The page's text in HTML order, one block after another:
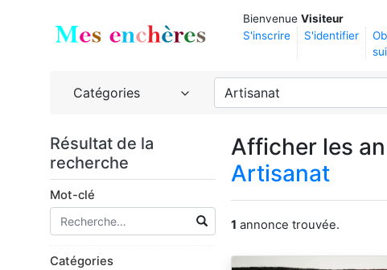
Bienvenue Visiteur
S'inscrire
S'identifier
Catégories Artisanat
Résultat de la
recherche
Mot-clé
Catégories
Afficher les
Artisanat
1 annonce trouvée.